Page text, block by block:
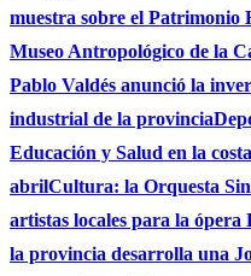
muestra sobre el Patrimonio
Museo Antropológico de la
Pablo Valdés anunció la
industrial de la provincia
Educación y Salud en la
abrilCultura: la Orquesta
artistas locales para la ópera
la provincia desarrolla una